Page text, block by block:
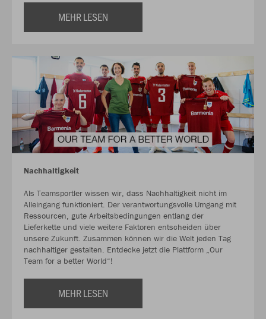
MEHR LESEN
Nachhaltigkeit
Als Teamsportler wissen wir, dass Nachhaltigkeit nicht im
Alleingang funktioniert. Der verantwortungsvolle Umgang mit
Ressourcen, gute Arbeitsbedingungen entlang der
Lieferkette und viele weitere Faktoren entscheiden über
unsere Zukunft. Zusammen können wir die Welt jeden Tag
nachhaltiger gestalten. Entdecke jetzt die Plattform „Our
Team for a better World“!
MEHR LESEN